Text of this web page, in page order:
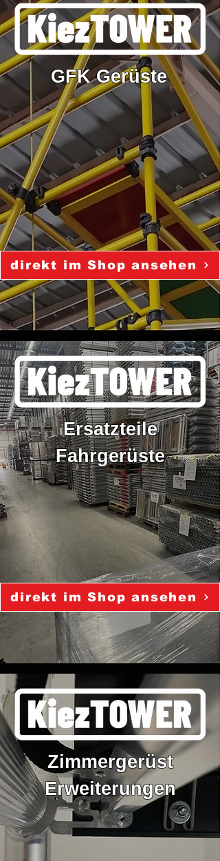
GFK Gerüste
direkt im Shop ansehen
Ersatzteile
Fahrgerüste
direkt im Shop ansehen
Zimmergerüst
Erweiterungen